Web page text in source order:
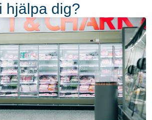
hjälpa dig?